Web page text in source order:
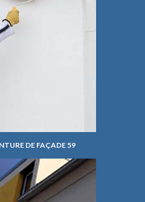
DE FAÇADE 59